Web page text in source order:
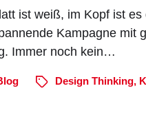
ist weiß, im Kopf ist es
Kampagne mit
Immer noch kein…
Design Thinking,